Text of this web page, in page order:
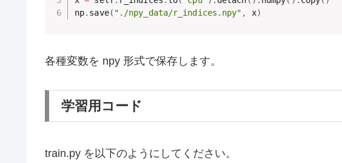
np. save( "./npy_data/r_indices.npy" , x)
各種変数を npy 形式で保存します。
学習用コード
train.py を以下のようにしてください。